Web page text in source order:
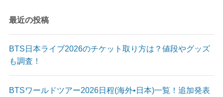
最近の投稿
BTS日本ライブ2026のチケット取り方は？値段やグッズ
も調査！
BTSワールドツアー2026日程(海外•日本)一覧！追加発表